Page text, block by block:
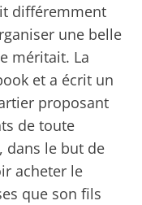
différemment
une belle
méritait. La
et a écrit un
proposant
de toute
dans le but de
acheter le
que son fils